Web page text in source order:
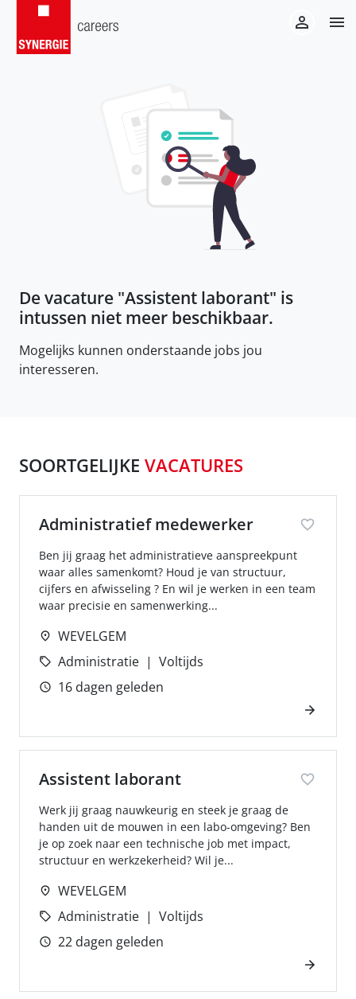
De vacature "Assistent laborant" is
intussen niet meer beschikbaar.
Mogelijks kunnen onderstaande jobs jou
interesseren.
SOORTGELIJKE VACATURES
Administratief medewerker
Ben jij graag het administratieve aanspreekpunt
waar alles samenkomt? Houd je van structuur,
cijfers en afwisseling ? En wil je werken in een team
waar precisie en samenwerking...
WEVELGEM
Administratie
Voltijds
16 dagen geleden
Assistent laborant
Werk jij graag nauwkeurig en steek je graag de
handen uit de mouwen in een labo-omgeving? Ben
je op zoek naar een technische job met impact,
structuur en werkzekerheid? Wil je...
WEVELGEM
Administratie
Voltijds
22 dagen geleden